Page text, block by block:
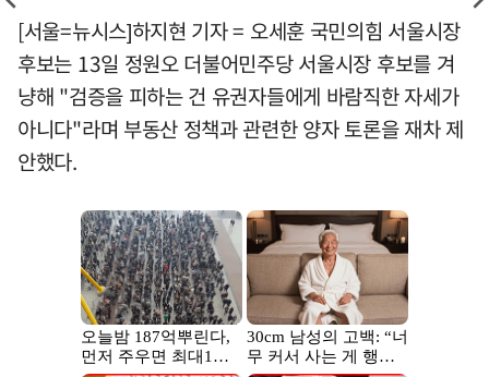
[서울=뉴시스]하지현 기자 = 오세훈 국민의힘 서울시장
후보는 13일 정원오 더불어민주당 서울시장 후보를 겨
냥해 "검증을 피하는 건 유권자들에게 바람직한 자세가
아니다"라며 부동산 정책과 관련한 양자 토론을 재차 제
안했다.